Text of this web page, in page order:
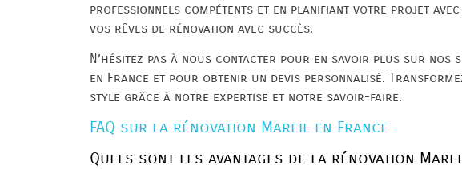
professionnels compétents et en planifiant votre projet
vos rêves de rénovation avec succès.
N’hésitez pas à nous contacter pour en savoir plus sur nos
en France et pour obtenir un devis personnalisé.
style grâce à notre expertise et notre savoir-faire.
FAQ sur la rénovation Mareil en France
Quels sont les avantages de la rénovation